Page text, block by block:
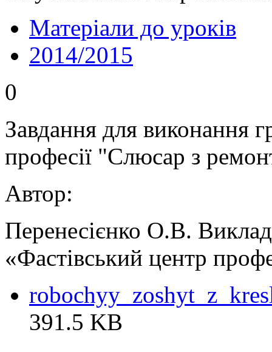
Матеріали до уроків
2014/2015
0
Завдання для виконання
професії "Слюсар з
Автор:
Перенесієнко О.В.
«Фастівський центр
391.5 KB